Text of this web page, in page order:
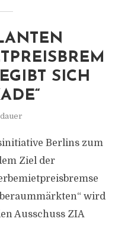
SICH
Berlins zum
Ziel der
wird
Ausschuss ZIA